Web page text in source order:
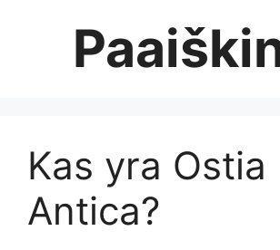
Kas yra Ostia
Antica?